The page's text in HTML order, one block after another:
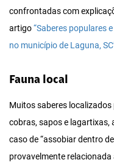
confrontadas com
artigo“Saberes populares
no município de Laguna,
Fauna local
Muitos saberes
cobras, sapos e lagartixas,
caso de “assobiar dentro
provavelmente